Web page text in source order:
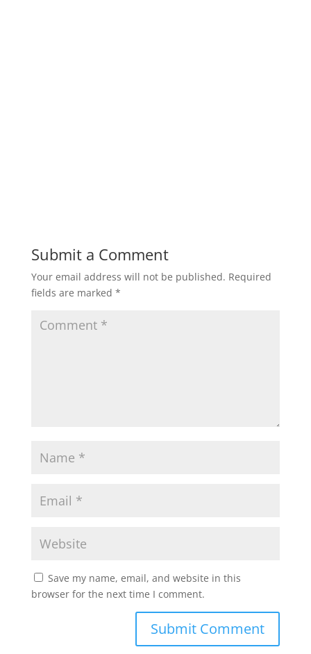
Submit a Comment
Your email address will not be published. Required
fields are marked *
Save my name, email, and website in this
browser for the next time I comment.